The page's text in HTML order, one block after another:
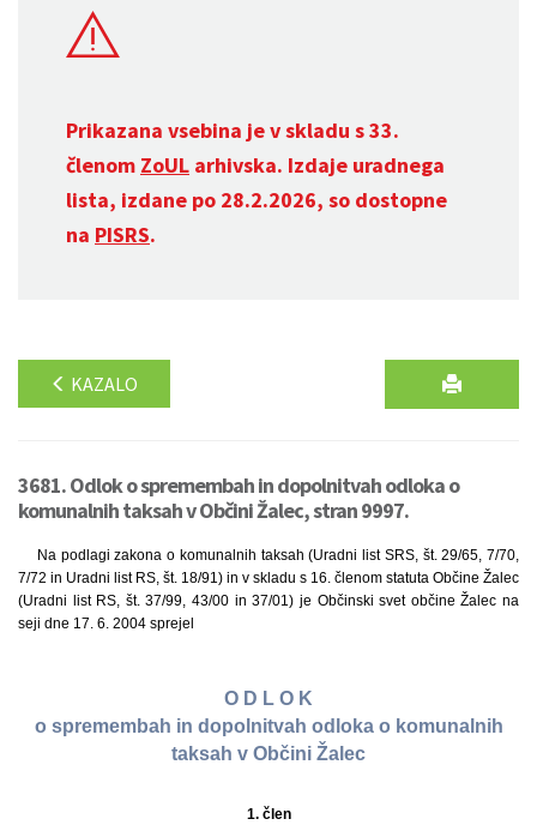
Prikazana vsebina je v skladu s 33.
členom ZoUL arhivska. Izdaje uradnega
lista, izdane po 28.2.2026, so dostopne
na PISRS.
KAZALO
3681. Odlok o spremembah in dopolnitvah odloka o
komunalnih taksah v Občini Žalec, stran 9997.
Na podlagi zakona o komunalnih taksah (Uradni list SRS, št. 29/65, 7/70,
7/72 in Uradni list RS, št. 18/91) in v skladu s 16. členom statuta Občine Žalec
(Uradni list RS, št. 37/99, 43/00 in 37/01) je Občinski svet občine Žalec na
seji dne 17. 6. 2004 sprejel
O D L O K
o spremembah in dopolnitvah odloka o komunalnih
taksah v Občini Žalec
1. člen